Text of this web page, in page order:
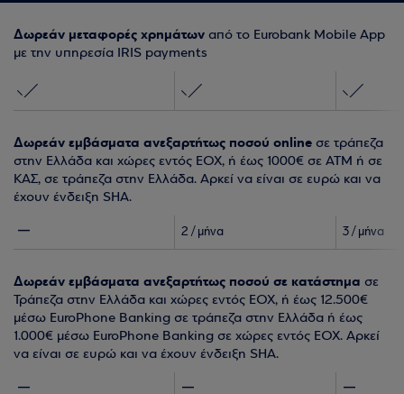
Δωρεάν μεταφορές χρημάτων από το Eurobank Mobile App
με την υπηρεσία IRIS payments
Δωρεάν εμβάσματα ανεξαρτήτως ποσού online σε τράπεζα
στην Ελλάδα και χώρες εντός ΕΟΧ, ή έως 1000€ σε ATM ή σε
ΚΑΣ, σε τράπεζα στην Ελλάδα. Αρκεί να είναι σε ευρώ και να
έχουν ένδειξη SHA.
2 / μήνα 3 / μήνα
Δωρεάν εμβάσματα ανεξαρτήτως ποσού σε κατάστημα σε
Τράπεζα στην Ελλάδα και χώρες εντός ΕΟΧ, ή έως 12.500€
μέσω EuroPhone Banking σε τράπεζα στην Ελλάδα ή έως
1.000€ μέσω EuroPhone Banking σε χώρες εντός ΕΟΧ. Αρκεί
να είναι σε ευρώ και να έχουν ένδειξη SHA.